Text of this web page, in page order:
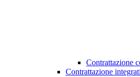
Contrattazione
Contrattazione